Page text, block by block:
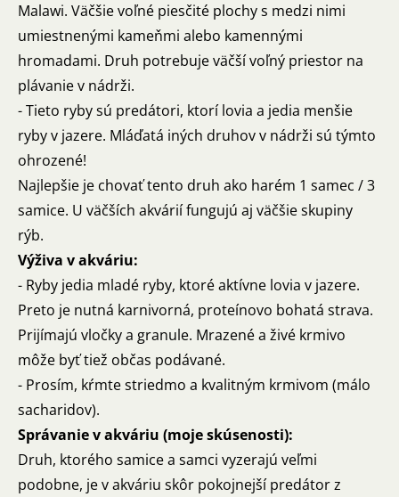
Malawi. Väčšie voľné piesčité plochy s medzi nimi
umiestnenými kameňmi alebo kamennými
hromadami. Druh potrebuje väčší voľný priestor na
plávanie v nádrži.
- Tieto ryby sú predátori, ktorí lovia a jedia menšie
ryby v jazere. Mláďatá iných druhov v nádrži sú týmto
ohrozené!
Najlepšie je chovať tento druh ako harém 1 samec / 3
samice. U väčších akvárií fungujú aj väčšie skupiny
rýb.
Výživa v akváriu:
- Ryby jedia mladé ryby, ktoré aktívne lovia v jazere.
Preto je nutná karnivorná, proteínovo bohatá strava.
Prijímajú vločky a granule. Mrazené a živé krmivo
môže byť tiež občas podávané.
- Prosím, kŕmte striedmo a kvalitným krmivom (málo
sacharidov).
Správanie v akváriu (moje skúsenosti):
Druh, ktorého samice a samci vyzerajú veľmi
podobne, je v akváriu skôr pokojnejší predátor z